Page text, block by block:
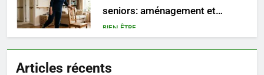
BIEN ÊTRE
7
trouver un accompagnement
Articles récents